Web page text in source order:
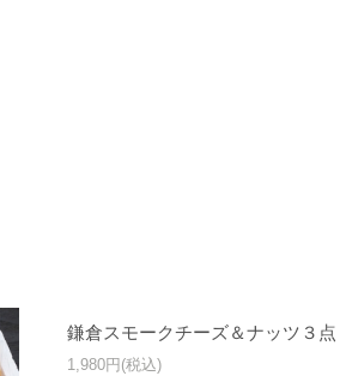
鎌倉スモークチーズ＆ナッツ３点
1,980円(税込)